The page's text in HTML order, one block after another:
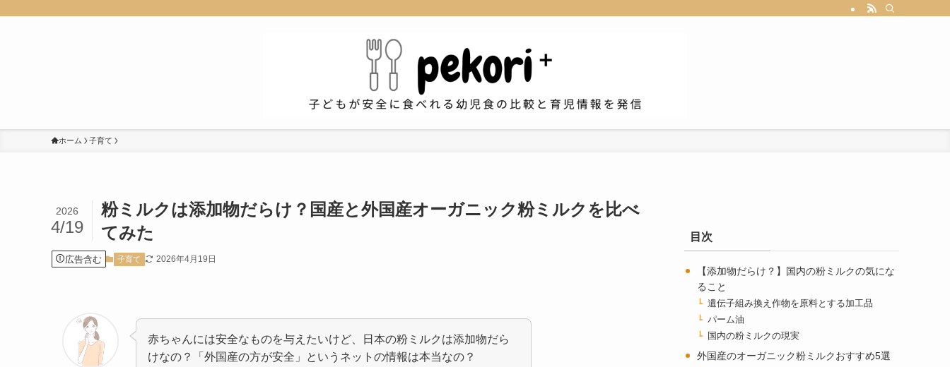
ホーム 子育て
粉ミルクは添加物だらけ？国産と外国産オーガニック粉ミルクを比べ
てみた
2026
4/19
広告含む 子育て 2026年4月19日
赤ちゃんには安全なものを与えたいけど、日本の粉ミルクは添加物だら
けなの？「外国産の方が安全」というネットの情報は本当なの？
目次
【添加物だらけ？】国内の粉ミルクの気にな
ること
遺伝子組み換え作物を原料とする加工品
パーム油
国内の粉ミルクの現実
外国産のオーガニック粉ミルクおすすめ5選